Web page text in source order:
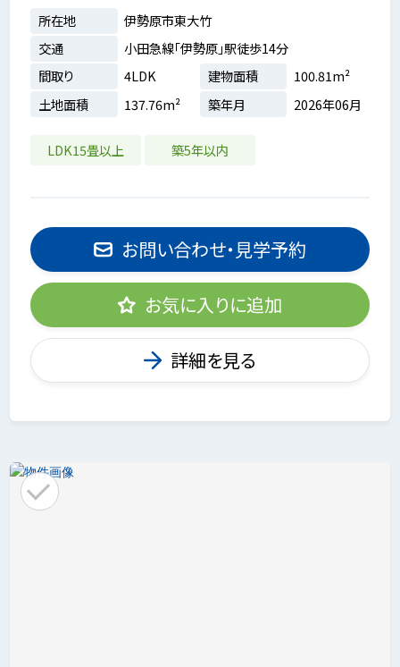
所在地
伊勢原市東大竹
交通
小田急線「伊勢原」駅徒歩14分
間取り
4LDK 建物面積
100.81m²
土地面積
137.76m² 築年月 2026年06月
LDK15畳以上 築5年以内
お問い合わせ・見学予約
お気に入りに追加
詳細を見る